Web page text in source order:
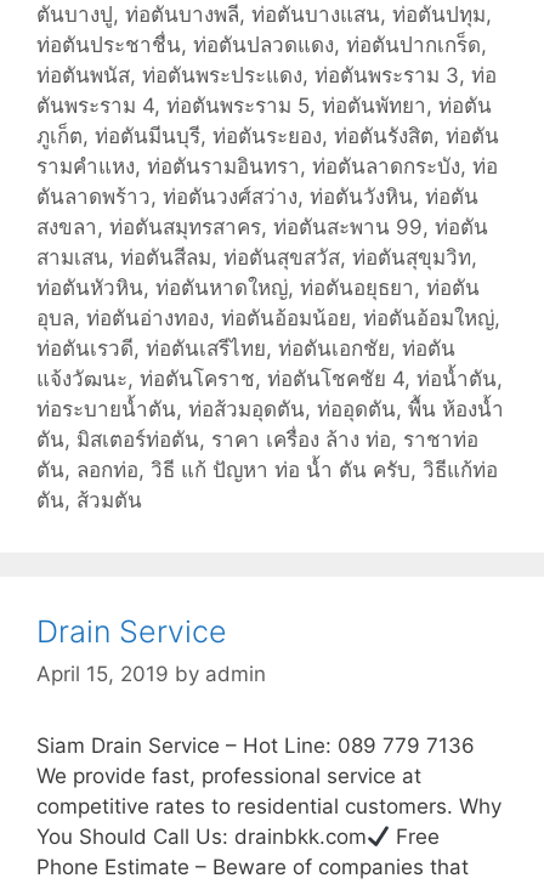
s
ตันบางปู, ท่อตันบางพลี, ท่อตันบางแสน, ท่อตันปทุม,
ท่อตันประชาชื่น, ท่อตันปลวดแดง, ท่อตันปากเกร็ด,
ท่อตันพนัส, ท่อตันพระประแดง, ท่อตันพระราม 3, ท่อ
ตันพระราม 4, ท่อตันพระราม 5, ท่อตันพัทยา , ท่อตัน
ภูเก็ต, ท่อตันมีนบุรี, ท่อตันระยอง, ท่อตันรังสิต, ท่อตัน
รามคำแหง, ท่อตันรามอินทรา , ท่อตันลาดกระบัง, ท่อ
ตันลาดพร้าว, ท่อตันวงศ์สว่าง, ท่อตันวังหิน, ท่อตัน
สงขลา , ท่อตันสมุทรสาคร, ท่อตันสะพาน 99, ท่อตัน
สามเสน, ท่อตันสีลม, ท่อตันสุขสวัส, ท่อตันสุขุมวิท,
ท่อตันหัวหิน, ท่อตันหาดใหญ่, ท่อตันอยุธยา , ท่อตัน
อุบล, ท่อตันอ่างทอง, ท่อตันอ้อมน้อย, ท่อตันอ้อมใหญ่,
ท่อตันเรวดี, ท่อตันเสรีไทย, ท่อตันเอกชัย, ท่อตัน
แจ้งวัฒนะ, ท่อตันโคราช, ท่อตันโชคชัย 4, ท่อน้ำตัน,
ท่อระบายน้ำตัน, ท่อส้วมอุดตัน, ท่ออุดตัน, พื้น ห้องน้ำ
ตัน, มิสเตอร์ท่อตัน, ราคา เครื่อง ล้าง ท่อ, ราชาท่อ
ตัน, ลอกท่อ, วิธี แก้ ปัญหา ท่อ น้ำ ตัน ครับ, วิธีแก้ท่อ
ตัน, ส้วมตัน
Drain Service
April 15, 2019 by admin
Siam Drain Service – Hot Line: 089 779 7136
We provide fast, professional service at
competitive rates to residential customers. Why
You Should Call Us: drainbkk.com
Free
Phone Estimate – Beware of companies that